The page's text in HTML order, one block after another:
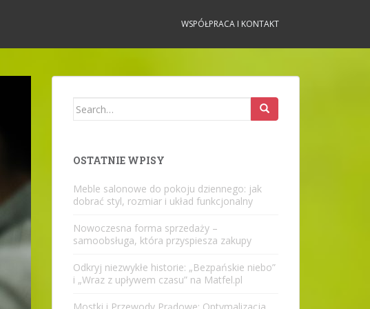
WSPÓŁPRACA I KONTAKT
Search
OSTATNIE WPISY
Meble salonowe do pokoju dziennego: jak
dobrać styl, rozmiar i układ funkcjonalny
Nowoczesna forma sprzedaży –
samoobsługa, która przyspiesza zakupy
Odkryj niezwykłe historie: „Bezpańskie niebo”
i „Wraz z upływem czasu” na Matfel.pl